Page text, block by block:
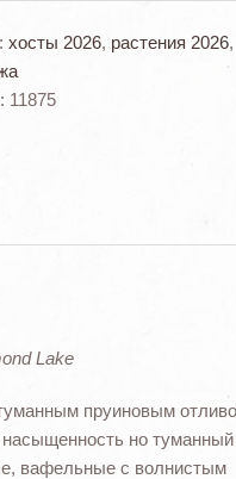
хосты 2026, растения 2026,
11875
Lake
пруиновым
насыщенность но туманный
вафельные с волнистым